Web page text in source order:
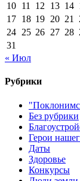
10 11 12 13 14
17 18 19 20 21
24 25 26 27 28
31
« Июл
Рубрики
Без рубрики
Герои
Даты
Здоровье
Конкурсы